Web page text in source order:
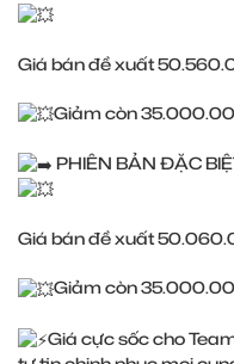
Giá bán đề xuất
Giảm còn
PHIÊN BẢN ĐẶC
Giá bán đề xuất
Giảm còn
Giá cực sốc cho